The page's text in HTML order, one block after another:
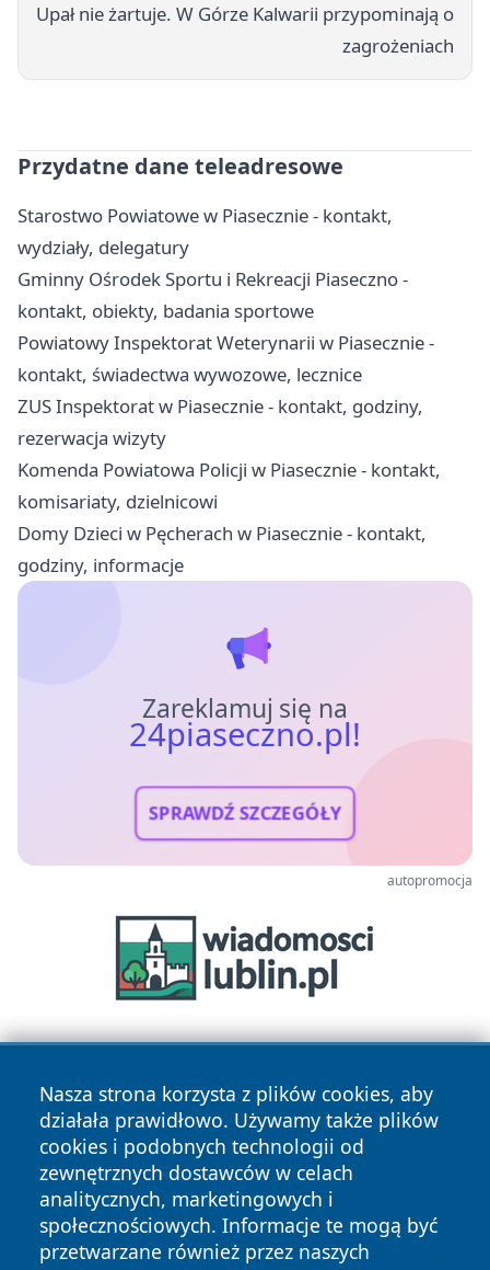
Upał nie żartuje. W Górze Kalwarii przypominają o
zagrożeniach
Przydatne dane teleadresowe
Starostwo Powiatowe w Piasecznie - kontakt,
wydziały, delegatury
Gminny Ośrodek Sportu i Rekreacji Piaseczno -
kontakt, obiekty, badania sportowe
Powiatowy Inspektorat Weterynarii w Piasecznie -
kontakt, świadectwa wywozowe, lecznice
ZUS Inspektorat w Piasecznie - kontakt, godziny,
rezerwacja wizyty
Komenda Powiatowa Policji w Piasecznie - kontakt,
komisariaty, dzielnicowi
Domy Dzieci w Pęcherach w Piasecznie - kontakt,
godziny, informacje
Zareklamuj się na
24piaseczno.pl!
SPRAWDŹ SZCZEGÓŁY
autopromocja
Nasza strona korzysta z plików cookies, aby
działała prawidłowo. Używamy także plików
cookies i podobnych technologii od
zewnętrznych dostawców w celach
analitycznych, marketingowych i
społecznościowych. Informacje te mogą być
przetwarzane również przez naszych
Copyright © 2026 24piaseczno.pl Wszystkie prawa
zastrzeżone.